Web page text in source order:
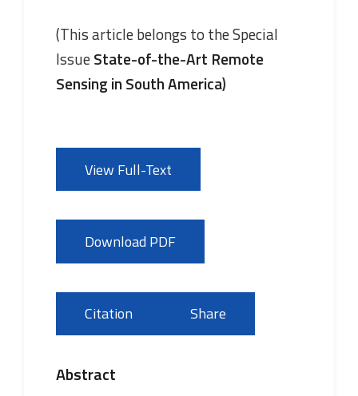
(This article belongs to the Special
IssueState-of-the-Art Remote
Sensing in South America)
View Full-Text
Download PDF
Citation Share
Abstract